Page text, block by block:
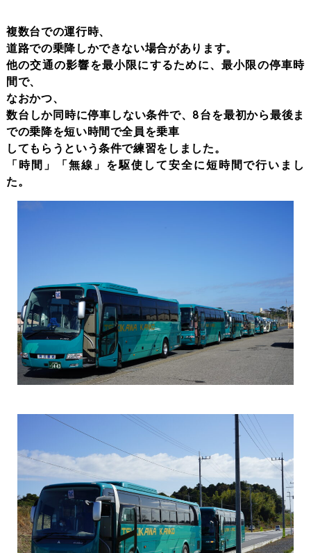
複数台での運行時、
道路での乗降しかできない場合があります。
他の交通の影響を最小限にするために、最小限の停車時
間で、
なおかつ、
数台しか同時に停車しない条件で、8台を最初から最後ま
での乗降を短い時間で全員を乗車
してもらうという条件で練習をしました。
「時間」「無線」を駆使して安全に短時間で行いまし
た。